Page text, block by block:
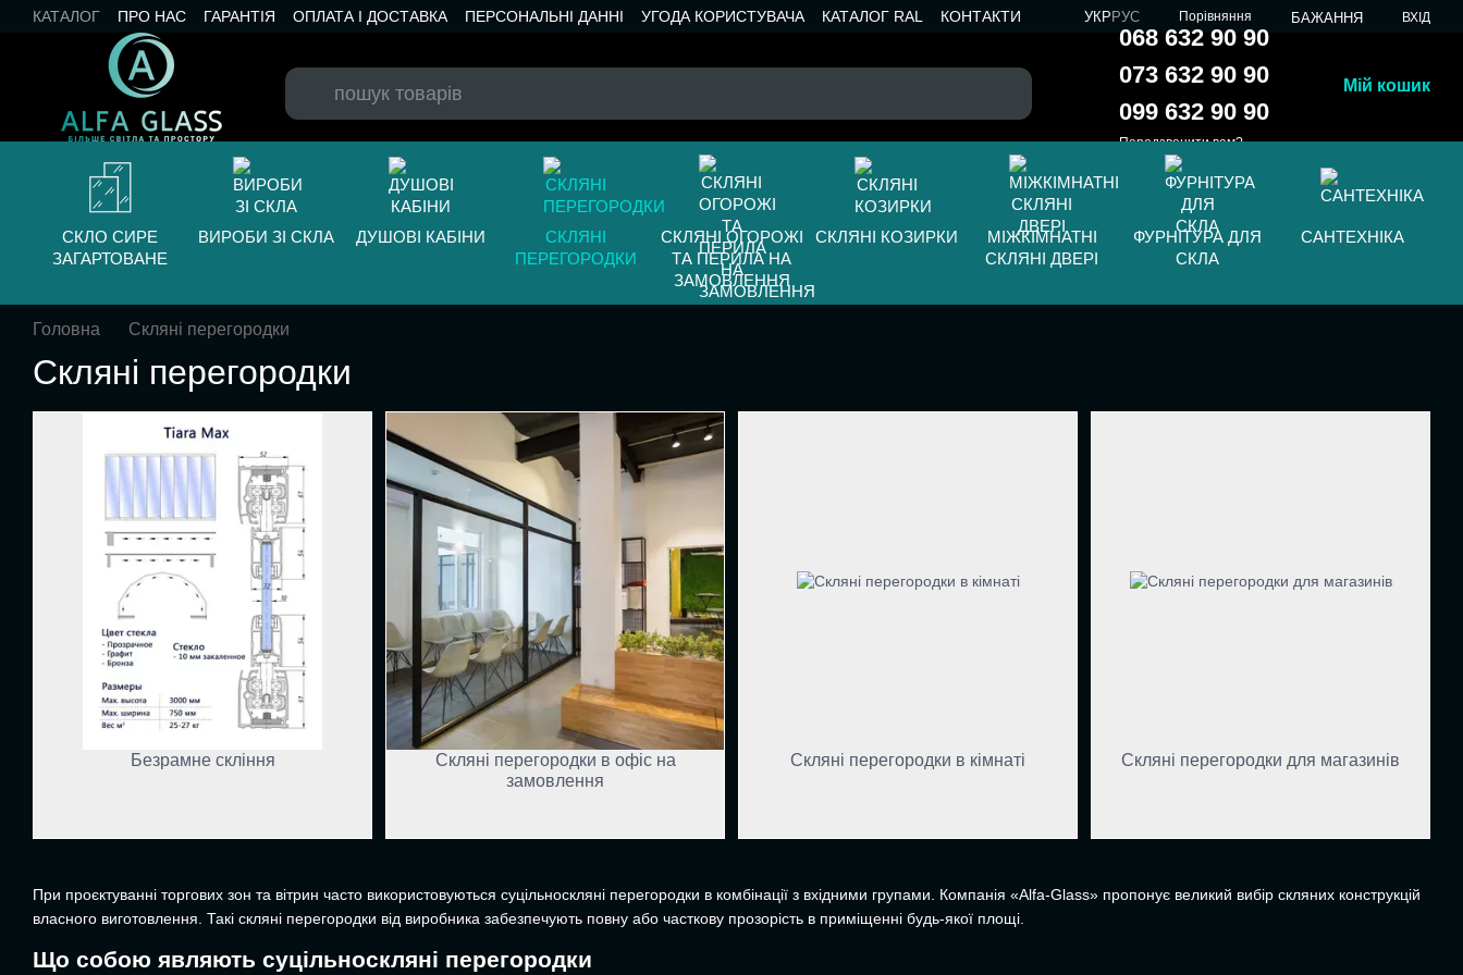
Перейти до основного контенту
КАТАЛОГ ПРО НАС ГАРАНТІЯ ОПЛАТА І ДОСТАВКА ПЕРСОНАЛЬНІ ДАННІ УГОДА КОРИСТУВАЧА КАТАЛОГ RAL
КОНТАКТИ
УКРРУС Порівняння БАЖАННЯ ВХІД
068 632 90 90
073 632 90 90
099 632 90 90
Передзвонити вам?
Мій кошик
СКЛО СИРЕ
ЗАГАРТОВАНЕ
ВИРОБИ ЗІ СКЛА ДУШОВІ КАБІНИ
СКЛЯНІ
ПЕРЕГОРОДКИ
СКЛЯНІ ОГОРОЖІ
ТА ПЕРИЛА НА
ЗАМОВЛЕННЯ
СКЛЯНІ КОЗИРКИ
МІЖКІМНАТНІ
СКЛЯНІ ДВЕРІ
ФУРНІТУРА ДЛЯ
СКЛА
САНТЕХНІКА
Головна Скляні перегородки
Скляні перегородки
При проєктуванні торгових зон та вітрин часто використовуються суцільноскляні перегородки в комбінації з вхідними групами. Компанія «Alfa-Glass» пропонує великий вибір скляних конструкцій
власного виготовлення. Такі скляні перегородки від виробника забезпечують повну або часткову прозорість в приміщенні будь-якої площі.
Що собою являють суцільноскляні перегородки
Безрамне скління
Скляні перегородки в офіс на
замовлення
Скляні перегородки в кімнаті Скляні перегородки для магазинів